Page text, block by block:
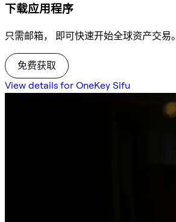
下载应用程序
只需邮箱， 即可快速开始全球资产交易。
免费获取
View details for OneKey Sifu